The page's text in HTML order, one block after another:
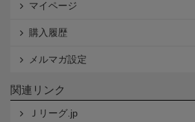
マイページ
購入履歴
メルマガ設定
関連リンク
Ｊリーグ.jp